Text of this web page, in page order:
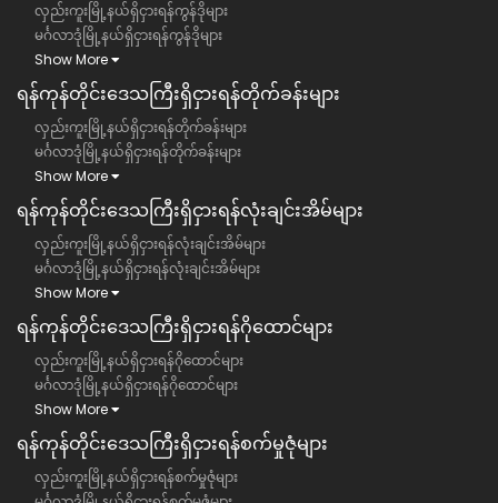
လှည်းကူးမြို့နယ်ရှိငှားရန်ကွန်ဒိုများ
မင်္ဂလာဒုံမြို့နယ်ရှိငှားရန်ကွန်ဒိုများ
Show More
ရန်ကုန်တိုင်းဒေသကြီး​​ရှိငှားရန်တိုက်ခန်းများ
လှည်းကူးမြို့နယ်ရှိငှားရန်တိုက်ခန်းများ
မင်္ဂလာဒုံမြို့နယ်ရှိငှားရန်တိုက်ခန်းများ
Show More
ရန်ကုန်တိုင်းဒေသကြီး​​ရှိငှားရန်လုံးချင်းအိမ်များ
လှည်းကူးမြို့နယ်ရှိငှားရန်လုံးချင်းအိမ်များ
မင်္ဂလာဒုံမြို့နယ်ရှိငှားရန်လုံးချင်းအိမ်များ
Show More
ရန်ကုန်တိုင်းဒေသကြီး​​ရှိငှားရန်ဂိုထောင်များ
လှည်းကူးမြို့နယ်ရှိငှားရန်ဂိုထောင်များ
မင်္ဂလာဒုံမြို့နယ်ရှိငှားရန်ဂိုထောင်များ
Show More
ရန်ကုန်တိုင်းဒေသကြီး​​ရှိငှားရန်စက်မှုဇုံများ
လှည်းကူးမြို့နယ်ရှိငှားရန်စက်မှုဇုံများ